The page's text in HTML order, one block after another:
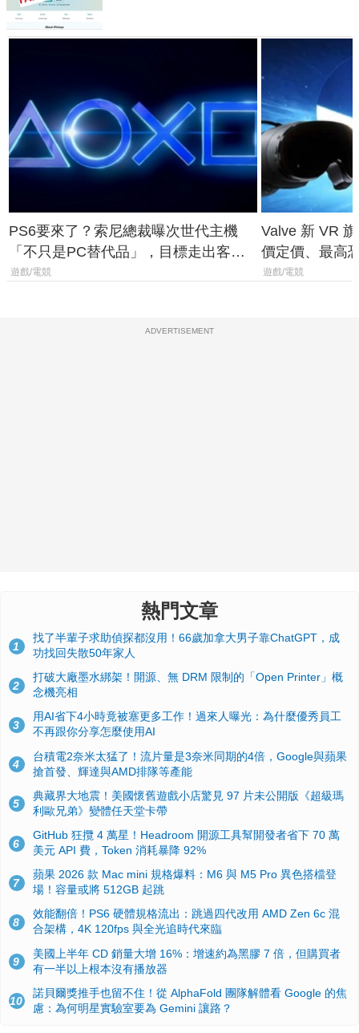
PS6要來了？索尼總裁曝次世代主機
「不只是PC替代品」，目標走出客
廳、進軍電競桌面
遊戲/電競
Valve 新 VR
價定價、最高
遊戲/電競
ADVERTISEMENT
熱門文章
1
找了半輩子求助偵探都沒用！66歲加拿大男子靠ChatGPT，成
功找回失散50年家人
2
打破大廠墨水綁架！開源、無 DRM 限制的「Open Printer」概
念機亮相
3
用AI省下4小時竟被塞更多工作！過來人曝光：為什麼優秀員工
不再跟你分享怎麼使用AI
4
台積電2奈米太猛了！流片量是3奈米同期的4倍，Google與蘋果
搶首發、輝達與AMD排隊等產能
5
典藏界大地震！美國懷舊遊戲小店驚見 97 片未公開版《超級瑪
利歐兄弟》變體任天堂卡帶
6
GitHub 狂攬 4 萬星！Headroom 開源工具幫開發者省下 70 萬
美元 API 費，Token 消耗暴降 92%
7
蘋果 2026 款 Mac mini 規格爆料：M6 與 M5 Pro 異色搭檔登
場！容量或將 512GB 起跳
8
效能翻倍！PS6 硬體規格流出：跳過四代改用 AMD Zen 6c 混
合架構，4K 120fps 與全光追時代來臨
9
美國上半年 CD 銷量大增 16%：增速約為黑膠 7 倍，但購買者
有一半以上根本沒有播放器
10
諾貝爾獎推手也留不住！從 AlphaFold 團隊解體看 Google 的焦
慮：為何明星實驗室要為 Gemini 讓路？